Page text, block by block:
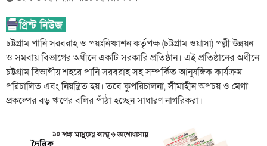
চট্টগ্রাম পানি সরবরাহ ও পয়ঃনিষ্কাশন কর্তৃপক্ষ (চট্টগ্রাম ওয়াসা) পল্লী উন্নয়ন
ও সমবায় বিভাগের অধীনে একটি সরকারি প্রতিষ্ঠান। এই প্রতিষ্ঠানের অধীনে
চট্টগ্রাম বিভাগীয় শহরে পানি সরবরাহ সহ সম্পর্কিত আনুষঙ্গিক কার্যক্রম
পরিচালিত এবং নিয়ন্ত্রিত হয়। তবে কুপরিচালনা, সীমাহীন অপচয় ও মেগা
প্রকল্পের বড় ঋণের বলির পাঁঠা হচ্ছেন সাধারণ নাগরিকরা।